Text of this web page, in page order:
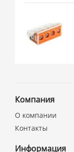
Компания
О компании
Контакты
Информация